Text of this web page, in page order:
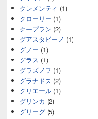
クレメンティ (1)
クローリー (1)
クープラン (2)
グアスタビーノ (1)
グノー (1)
グラス (1)
グラズノフ (1)
グラナドス (2)
グリエール (1)
グリンカ (2)
グリーグ (5)